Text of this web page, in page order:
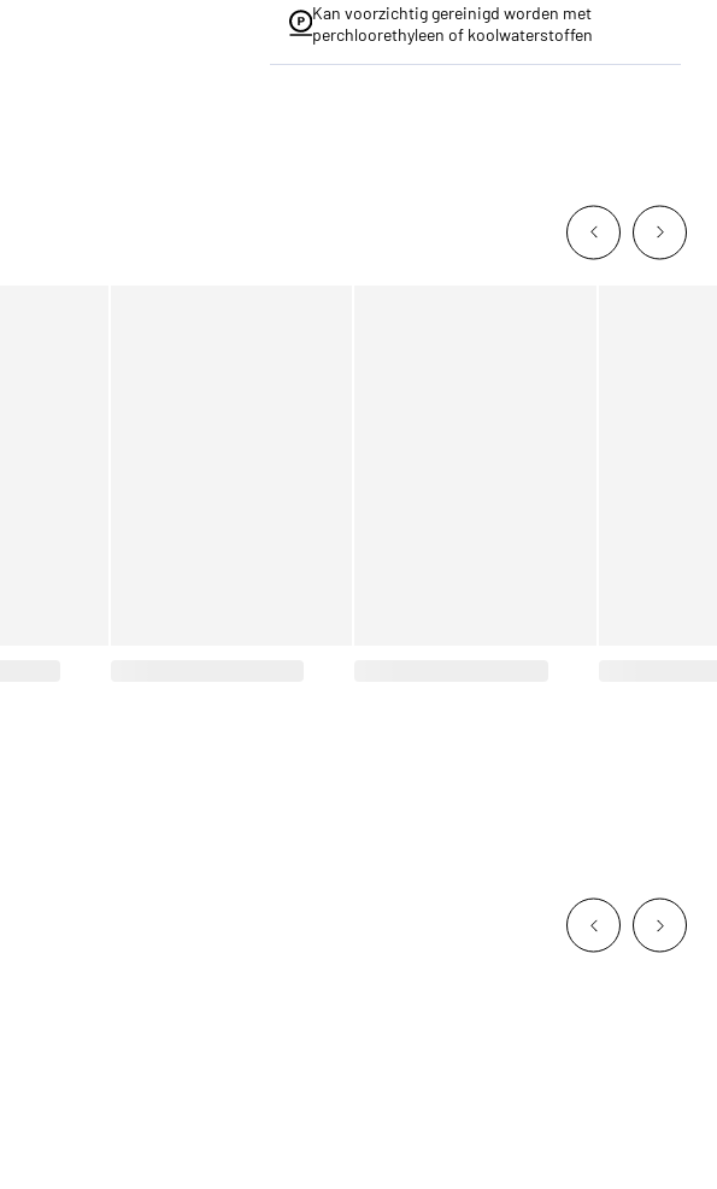
Kan voorzichtig gereinigd worden met
perchloorethyleen of koolwaterstoffen